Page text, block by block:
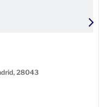
28043